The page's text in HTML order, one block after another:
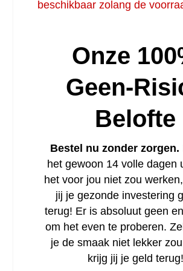
beschikbaar zolang de
Onze
Geen-
Belofte
Bestel nu zonder zorgen.
het gewoon 14 volle dagen
het voor jou niet zou
jij je gezonde investering
terug! Er is absoluut geen
om het even te proberen.
je de smaak niet lekker
krijg jij je geld terug!